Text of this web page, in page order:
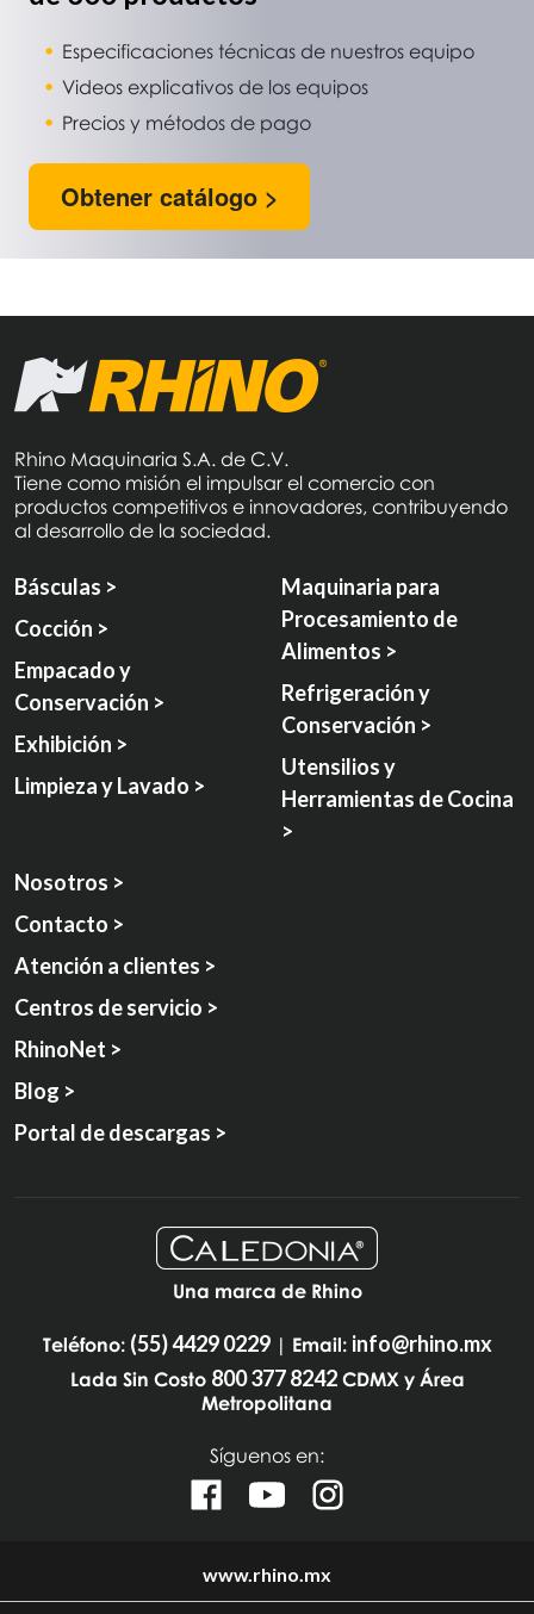
Especificaciones técnicas de nuestros equipo
Videos explicativos de los equipos
Precios y métodos de pago
Obtener catálogo >
Rhino Maquinaria S.A. de C.V.
Tiene como misión el impulsar el comercio con
productos competitivos e innovadores, contribuyendo
al desarrollo de la sociedad.
Básculas >
Cocción >
Empacado y
Conservación >
Exhibición >
Limpieza y Lavado >
Maquinaria para
Procesamiento de
Alimentos >
Refrigeración y
Conservación >
Utensilios y
Herramientas de Cocina
>
Nosotros >
Contacto >
Atención a clientes >
Centros de servicio >
RhinoNet >
Blog >
Portal de descargas >
Una marca de Rhino
Teléfono: (55) 4429 0229| Email: info@rhino.mx
Lada Sin Costo 800 377 8242CDMX y Área
Metropolitana
Síguenos en:
www.rhino.mx